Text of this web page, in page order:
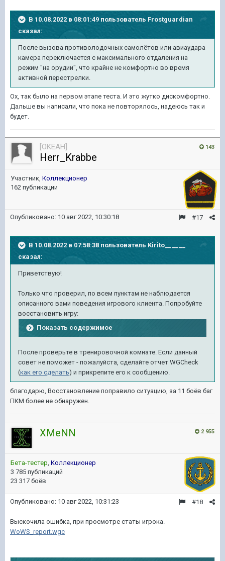
В 10.08.2022 в 08:01:49 пользователь Frostguardian
сказал:
После вызова противолодочных самолётов или авиаудара
камера переключается с максимального отдаления на
режим "на орудии", что крайне не комфортно во время
активной перестрелки.
Ох, так было на первом этапе теста. И это жутко дискомфортно.
Дальше вы написали, что пока не повторялось, надеюсь так и
будет.
143
[OKEAH]
Herr_Krabbe
Участник, Коллекционер
162 публикации
#17
Опубликовано: 10 авг 2022, 10:30:18
В 10.08.2022 в 07:58:38 пользователь Kirito______
сказал:
Приветствую!
Только что проверил, по всем пунктам не наблюдается
описанного вами поведения игрового клиента. Попробуйте
восстановить игру:
Показать содержимое
После проверьте в тренировочной комнате. Если данный
совет не поможет - пожалуйста, сделайте отчет WGCheck
(как его сделать) и прикрепите его к сообщению.
благодарю, Восстановление поправило ситуацию, за 11 боёв баг
ПКМ более не обнаружен.
2 955
XMeNN
Бета-тестер, Коллекционер
3 785 публикаций
23 317 боёв
#18
Опубликовано: 10 авг 2022, 10:31:23
Выскочила ошибка, при просмотре статы игрока.
WoWS_report.wgc